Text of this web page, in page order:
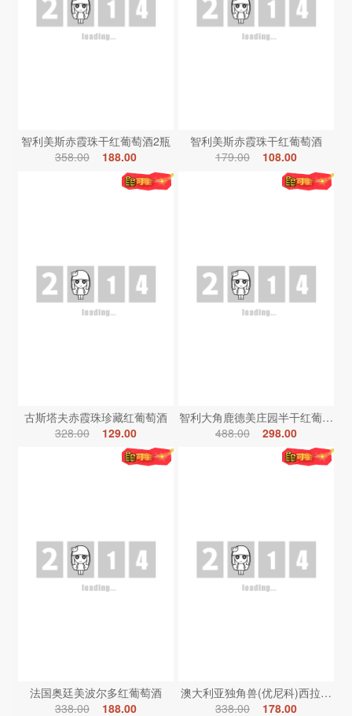
智利美斯赤霞珠干红葡萄酒2瓶
358.00
188.00
智利美斯赤霞珠干红葡萄酒
179.00
108.00
古斯塔夫赤霞珠珍藏红葡萄酒
328.00
129.00
智利大角鹿德美庄园半干红葡萄酒
488.00
298.00
法国奥廷美波尔多红葡萄酒
338.00
188.00
澳大利亚独角兽(优尼科)西拉红葡
338.00
178.00